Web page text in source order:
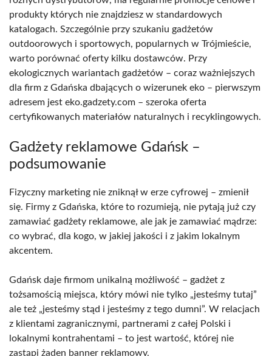
produkty których nie znajdziesz w standardowych
katalogach. Szczególnie przy szukaniu gadżetów
outdoorowych i sportowych, popularnych w Trójmieście,
warto porównać oferty kilku dostawców. Przy
ekologicznych wariantach gadżetów – coraz ważniejszych
dla firm z Gdańska dbających o wizerunek eko – pierwszym
adresem jest eko.gadzety.com – szeroka oferta
certyfikowanych materiałów naturalnych i recyklingowych.
Gadżety reklamowe Gdańsk –
podsumowanie
Fizyczny marketing nie zniknął w erze cyfrowej – zmienił
się. Firmy z Gdańska, które to rozumieją, nie pytają już czy
zamawiać gadżety reklamowe, ale jak je zamawiać mądrze:
co wybrać, dla kogo, w jakiej jakości i z jakim lokalnym
akcentem.
Gdańsk daje firmom unikalną możliwość – gadżet z
tożsamością miejsca, który mówi nie tylko „jesteśmy tutaj”
ale też „jesteśmy stąd i jesteśmy z tego dumni”. W relacjach
z klientami zagranicznymi, partnerami z całej Polski i
lokalnymi kontrahentami – to jest wartość, której nie
zastąpi żaden banner reklamowy.